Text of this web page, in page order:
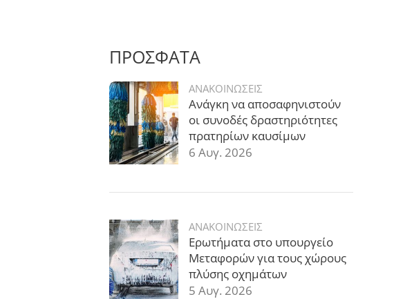
ΠΡΟΣΦΑΤΑ
ΑΝΑΚΟΙΝΩΣΕΙΣ
Ανάγκη να αποσαφηνιστούν
οι συνοδές δραστηριότητες
πρατηρίων καυσίμων
6 Αυγ. 2026
ΑΝΑΚΟΙΝΩΣΕΙΣ
Ερωτήματα στο υπουργείο
Μεταφορών για τους χώρους
πλύσης οχημάτων
5 Αυγ. 2026